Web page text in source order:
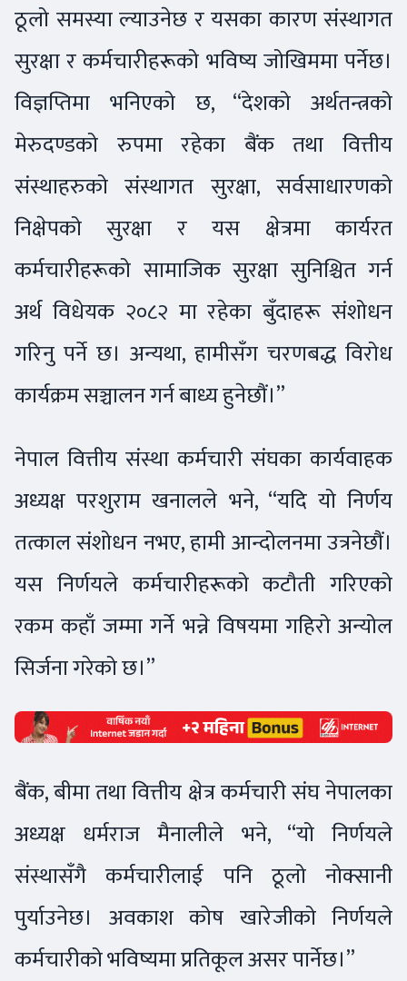
ठूलो समस्या ल्याउनेछ र यसका कारण संस्थागत
सुरक्षा र कर्मचारीहरूको भविष्य जोखिममा पर्नेछ।
विज्ञप्तिमा भनिएको छ, “देशको अर्थतन्त्रको
मेरुदण्डको रुपमा रहेका बैंक तथा वित्तीय
संस्थाहरुको संस्थागत सुरक्षा, सर्वसाधारणको
निक्षेपको सुरक्षा र यस क्षेत्रमा कार्यरत
कर्मचारीहरूको सामाजिक सुरक्षा सुनिश्चित गर्न
अर्थ विधेयक २०८२ मा रहेका बुँदाहरू संशोधन
गरिनु पर्ने छ। अन्यथा, हामीसँग चरणबद्ध विरोध
कार्यक्रम सञ्चालन गर्न बाध्य हुनेछौं।”
नेपाल वित्तीय संस्था कर्मचारी संघका कार्यवाहक
अध्यक्ष परशुराम खनालले भने, “यदि यो निर्णय
तत्काल संशोधन नभए, हामी आन्दोलनमा उत्रनेछौं।
यस निर्णयले कर्मचारीहरूको कटौती गरिएको
रकम कहाँ जम्मा गर्ने भन्ने विषयमा गहिरो अन्योल
सिर्जना गरेको छ।”
बैंक, बीमा तथा वित्तीय क्षेत्र कर्मचारी संघ नेपालका
अध्यक्ष धर्मराज मैनालीले भने, “यो निर्णयले
संस्थासँगै कर्मचारीलाई पनि ठूलो नोक्सानी
पुर्याउनेछ। अवकाश कोष खारेजीको निर्णयले
कर्मचारीको भविष्यमा प्रतिकूल असर पार्नेछ।”